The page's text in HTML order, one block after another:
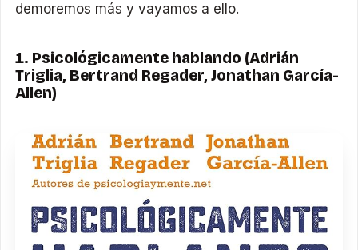
demoremos más y vayamos a ello.
1. Psicológicamente hablando (Adrián
Triglia, Bertrand Regader, Jonathan García-
Allen)